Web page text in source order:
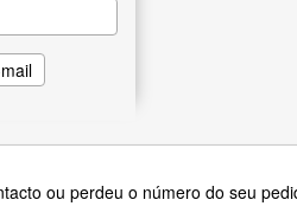
ou perdeu o número do seu